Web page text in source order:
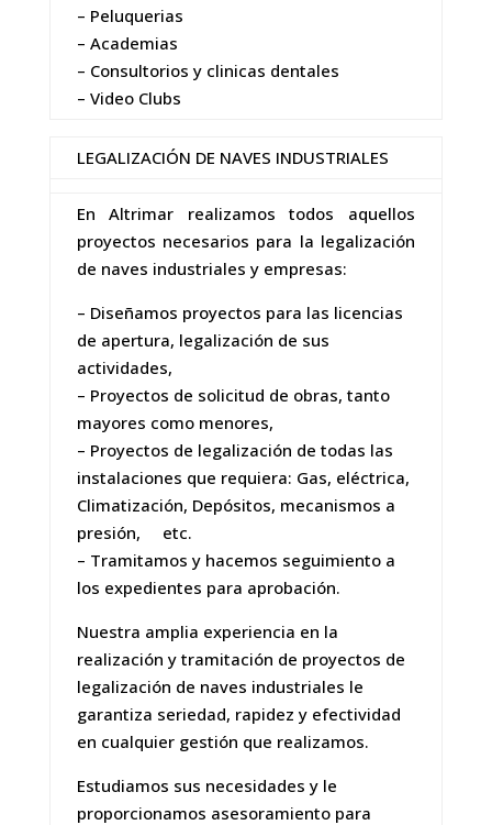
– Peluquerias
– Academias
– Consultorios y clinicas dentales
– Video Clubs
LEGALIZACIÓN DE NAVES INDUSTRIALES
En Altrimar realizamos todos aquellos
proyectos necesarios para la legalización
de naves industriales y empresas:
– Diseñamos proyectos para las licencias
de apertura, legalización de sus
actividades,
– Proyectos de solicitud de obras, tanto
mayores como menores,
– Proyectos de legalización de todas las
instalaciones que requiera: Gas, eléctrica,
Climatización, Depósitos, mecanismos a
presión, etc.
– Tramitamos y hacemos seguimiento a
los expedientes para aprobación.
Nuestra amplia experiencia en la
realización y tramitación de proyectos de
legalización de naves industriales le
garantiza seriedad, rapidez y efectividad
en cualquier gestión que realizamos.
Estudiamos sus necesidades y le
proporcionamos asesoramiento para